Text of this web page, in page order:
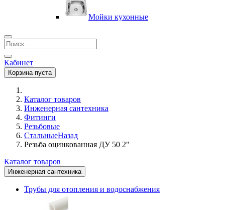
Мойки кухонные
Кабинет
Корзина пуста
Каталог товаров
Инженерная сантехника
Фитинги
Резьбовые
CтальныеНазад
Резьба оцинкованная ДУ 50 2"
Каталог товаров
Инженерная сантехника
Трубы для отопления и водоснабжения